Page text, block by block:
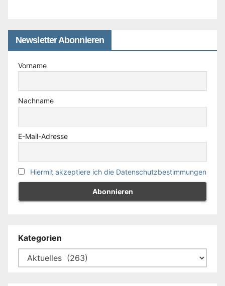
Newsletter Abonnieren
Vorname
Nachname
E-Mail-Adresse
Hiermit akzeptiere ich die Datenschutzbestimmungen
Kategorien